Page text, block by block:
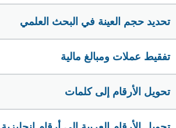
تحديد حجم العينة في البحث العلمي
تفقيط عملات ومبالغ مالية
تحويل الأرقام إلى كلمات